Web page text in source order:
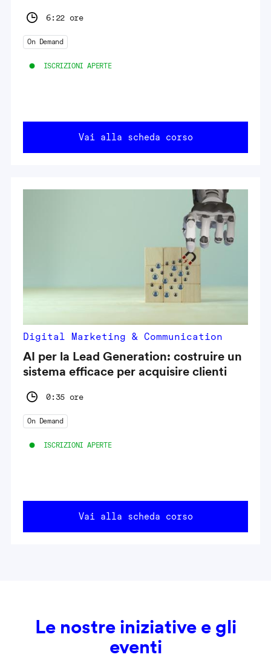
6:22 ore
On Demand
ISCRIZIONI APERTE
Vai alla scheda corso
Digital Marketing & Communication
AI per la Lead Generation: costruire un
sistema efficace per acquisire clienti
0:35 ore
On Demand
ISCRIZIONI APERTE
Vai alla scheda corso
Le nostre iniziative e gli
eventi